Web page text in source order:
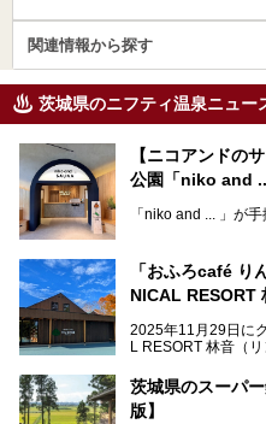
関連情報から探す
茨城県のニフティ温泉ニュー
【ニコアンドの
公園「niko and
「niko and ... 」が
茨城県水戸・千波
プンを迎えます。
この記事では、オー
施設を体験してきま
「おふろcafé り
NICAL RESORT
2025年11月29日に
L RESORT 林音（
験型リゾートです。
café りんねの湯」
してきました。
茨城県のスーパ
版】